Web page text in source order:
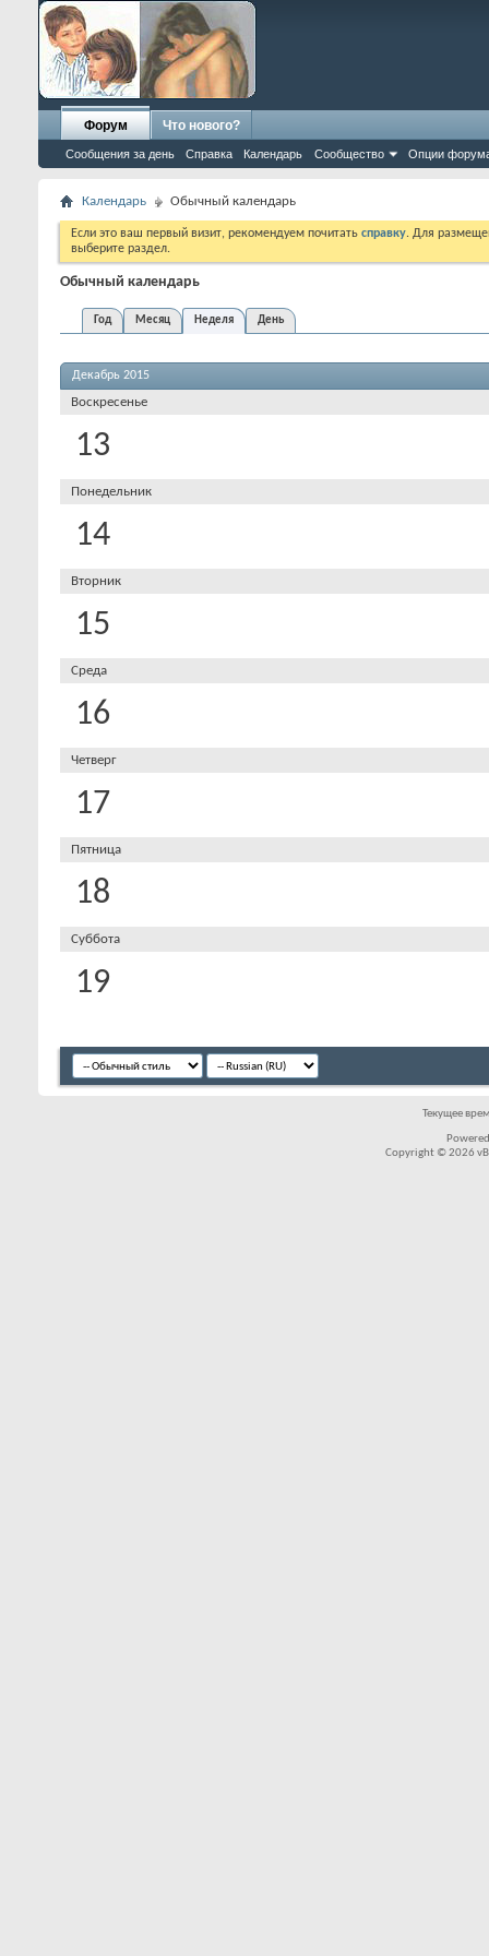
Форум
Сообщения за день Справка Календарь Сообщество Опции
Что нового?
Календарь Обычный календарь
Если это ваш первый визит, рекомендуем почитать справку. Для
выберите раздел.
Обычный календарь
Год Месяц Неделя День
Декабрь 2015
Воскресенье
13
Понедельник
14
Вторник
15
Среда
16
Четверг
17
Пятница
18
Суббота
19
Текущее
Copyright © 2026